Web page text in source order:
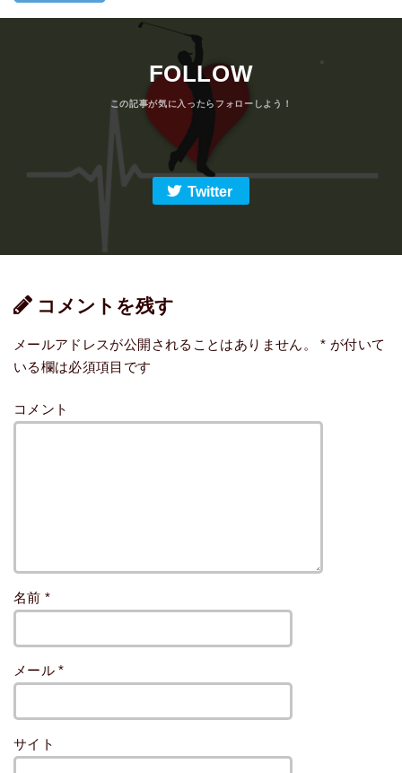
FOLLOW
Twitter
コメントを残す
メールアドレスが公開されることはありません。 * が付いて
いる欄は必須項目です
コメント
名前 *
メール*
サイト